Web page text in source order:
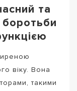
та
віку. Вона
такими